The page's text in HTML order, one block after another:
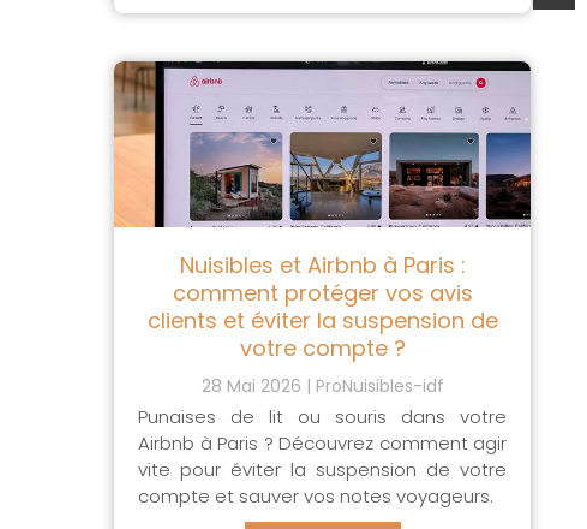
Nuisibles et Airbnb à Paris :
comment protéger vos avis
clients et éviter la suspension de
votre compte ?
28 Mai 2026 ProNuisibles-idf
Punaises de lit ou souris dans votre
Airbnb à Paris ? Découvrez comment agir
vite pour éviter la suspension de votre
compte et sauver vos notes voyageurs.